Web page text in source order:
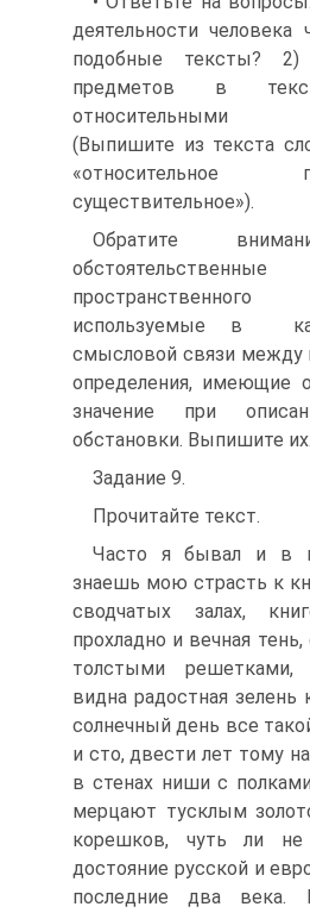
деятельности человека
подобные тексты? 2)
предметов в
относительными
(Выпишите из текста
«относительное
существительное»).
Обратите
используемые в
смысловой связи между
определения, имеющие
значение при
обстановки. Выпишите их.
Задание 9.
Прочитайте текст.
Часто я бывал и в
знаешь мою страсть к
сводчатых залах,
прохладно и вечная
толстыми решетками,
видна радостная зелень
солнечный день все
и сто, двести лет тому
в стенах ниши с
мерцают тусклым
корешков, чуть ли не
достояние русской и
последние два